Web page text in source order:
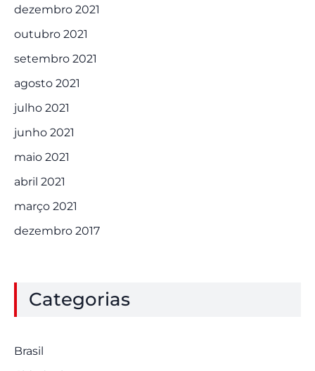
dezembro 2021
outubro 2021
setembro 2021
agosto 2021
julho 2021
junho 2021
maio 2021
abril 2021
março 2021
dezembro 2017
Categorias
Brasil